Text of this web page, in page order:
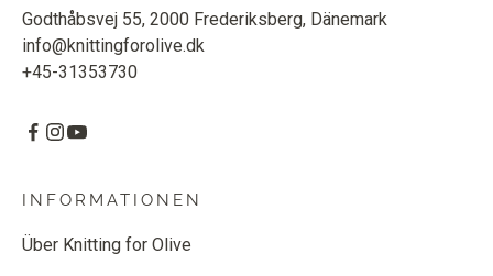
Godthåbsvej 55, 2000 Frederiksberg, Dänemark
info@knittingforolive.dk
+45-31353730
INFORMATIONEN
Über Knitting for Olive